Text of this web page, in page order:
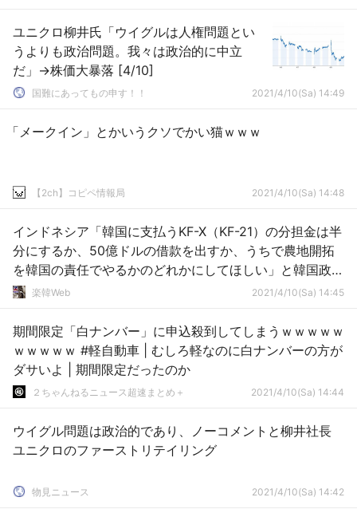
ユニクロ柳井氏「ウイグルは人権問題とい
うよりも政治問題。我々は政治的に中立
だ」→株価大暴落 [4/10]
国難にあってもの申す！！ 2021/4/10(Sa) 14:49
「メークイン」とかいうクソでかい猫ｗｗｗ
【2ch】コピペ情報局 2021/4/10(Sa) 14:48
インドネシア「韓国に支払うKF-X（KF-21）の分担金は半
分にするか、50億ドルの借款を出すか、うちで農地開拓
を韓国の責任でやるかのどれかにしてほしい」と韓国政府
に申し入れ
楽韓Web 2021/4/10(Sa) 14:45
期間限定「白ナンバー」に申込殺到してしまうｗｗｗｗｗ
ｗｗｗｗｗ #軽自動車 | むしろ軽なのに白ナンバーの方が
ダサいよ | 期間限定だったのか
２ちゃんねるニュース超速まとめ＋ 2021/4/10(Sa) 14:44
ウイグル問題は政治的であり、ノーコメントと柳井社長
ユニクロのファーストリテイリング
物見ニュース 2021/4/10(Sa) 14:42